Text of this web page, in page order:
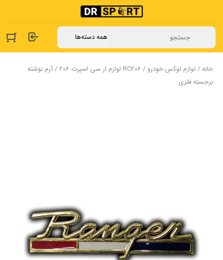
خانه/ لوازم لوکس خودرو / RC206 لوازم ار سی اسپرت 206
/ آرم نوشته
برجسته فلزی